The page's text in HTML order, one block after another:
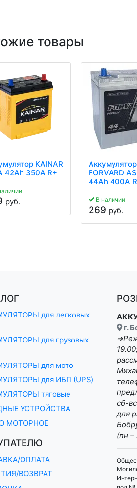
товары
KAINAR
42Ah 350A R+
руб.
Аккумулятор
FORVARD
44Ah 400A
В наличии
269 руб.
для легковых
для грузовых
для мото
для ИБП (UPS)
тяговые
УСТРОЙСТВА
МОТОРНОЕ
ОПЛАТА
ВОЗВРАТ
г.
сб-
для
(пн –